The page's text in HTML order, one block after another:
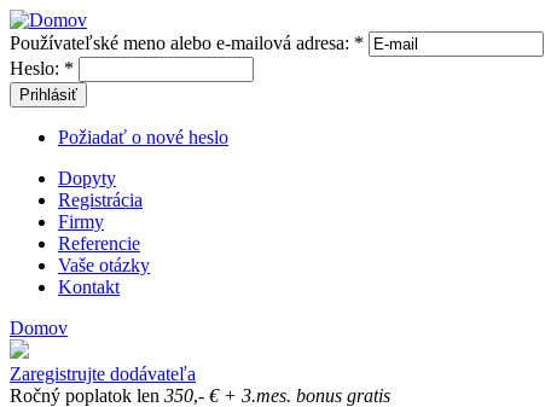
Používateľské meno alebo e-mailová adresa: *
Heslo: *
Prihlásiť
Požiadať o nové heslo
Dopyty
Registrácia
Firmy
Referencie
Vaše otázky
Kontakt
Domov
Zaregistrujte dodávateľa
Ročný poplatok len 350,- € + 3.mes. bonus gratis